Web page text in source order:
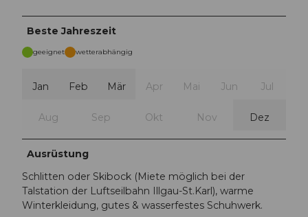
Beste Jahreszeit
geeignet wetterabhängig
Jan Feb Mär Apr Mai Jun Jul
Aug Sep Okt Nov Dez
Ausrüstung
Schlitten oder Skibock (Miete möglich bei der
Talstation der Luftseilbahn Illgau-St.Karl), warme
Winterkleidung, gutes & wasserfestes Schuhwerk.